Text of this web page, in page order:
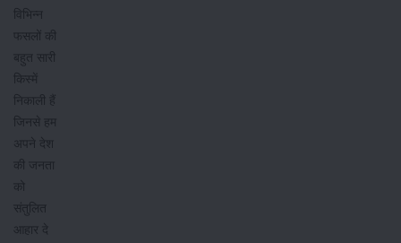
विभिन्न
फसलों की
बहुत सारी
किस्में
निकाली हैं
जिनसे हम
अपने देश
की जनता
को
संतुलित
आहार दे